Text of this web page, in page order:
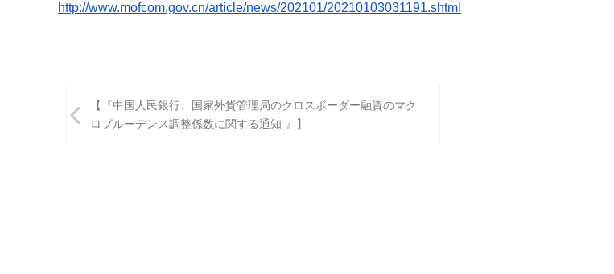
http://www.mofcom.gov.cn/article/news/202101/20210103031191.shtml
稿
【『中国人民銀行、国家外貨管理局のクロスボーダー融資のマク
ロプルーデンス調整係数に関する通知 』】